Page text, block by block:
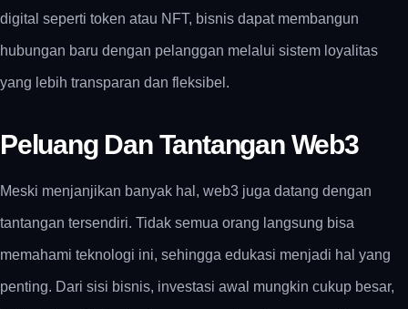
digital seperti token atau NFT, bisnis dapat membangun
hubungan baru dengan pelanggan melalui sistem loyalitas
yang lebih transparan dan fleksibel.
Peluang Dan Tantangan Web3
Meski menjanjikan banyak hal, web3 juga datang dengan
tantangan tersendiri. Tidak semua orang langsung bisa
memahami teknologi ini, sehingga edukasi menjadi hal yang
penting. Dari sisi bisnis, investasi awal mungkin cukup besar,